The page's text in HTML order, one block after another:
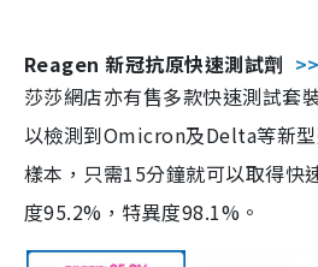
Reagen 新冠抗原快速測試劑
莎莎網店亦有售多款快速測試套
以檢測到Omicron及Delta等新
樣本，只需15分鐘就可以取得快
度95.2%，特異度98.1%。